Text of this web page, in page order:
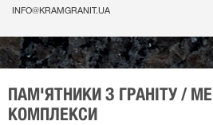
INFO@KRAMGRANIT.UA
ПАМ'ЯТНИКИ З ГРАНІТУ /
КОМПЛЕКСИ